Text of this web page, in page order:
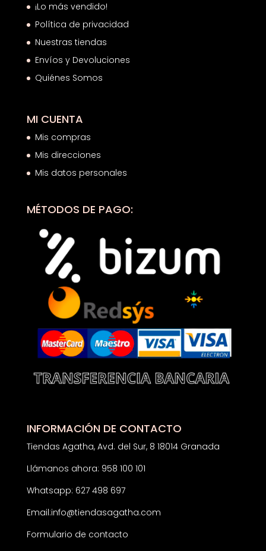
¡Lo más vendido!
Política de privacidad
Nuestras tiendas
Envíos y Devoluciones
Quiénes Somos
MI CUENTA
Mis compras
Mis direcciones
Mis datos personales
MÉTODOS DE PAGO:
INFORMACIÓN DE CONTACTO
Tiendas Agatha, Avd. del Sur, 8 18014 Granada
Llámanos ahora: 958 100 101
Whatsapp: 627 498 697
Email:info@tiendasagatha.com
Formulario de contacto